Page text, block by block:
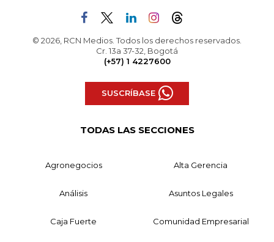
© 2026, RCN Medios. Todos los derechos reservados.
Cr. 13a 37-32, Bogotá
(+57) 1 4227600
SUSCRÍBASE
TODAS LAS SECCIONES
Agronegocios Alta Gerencia
Análisis Asuntos Legales
Caja Fuerte Comunidad Empresarial